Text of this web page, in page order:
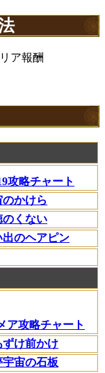
ア報酬
攻略チャート
のかけら
のくない
出のヘアピン
ア攻略チャート
ずけ前かけ
宇宙の石板